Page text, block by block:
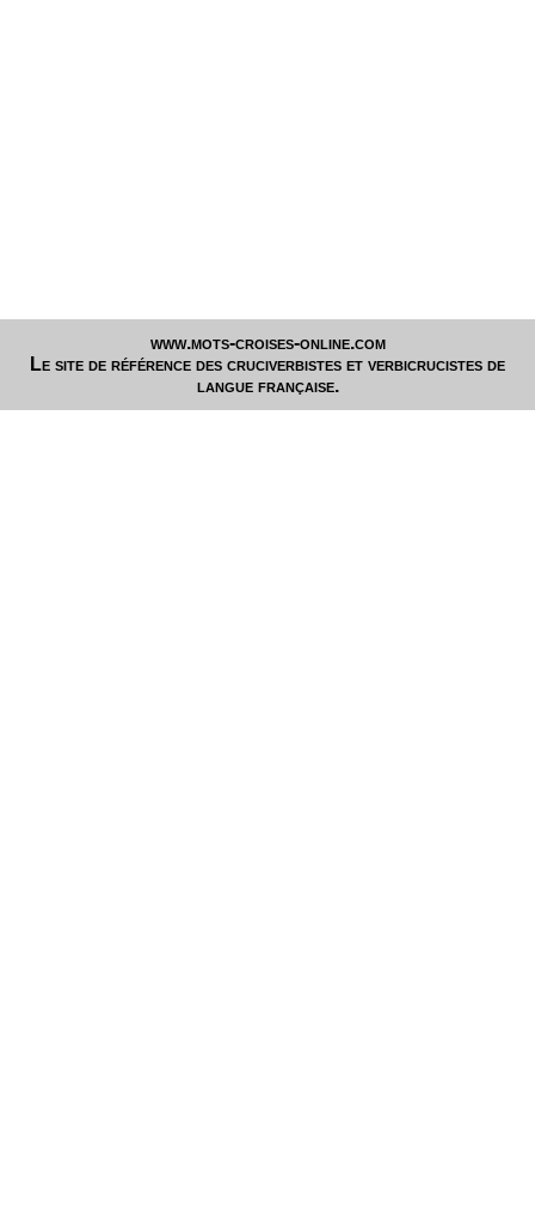
www.mots-croises-online.com
Le site de référence des cruciverbistes et verbicrucistes de
langue française.